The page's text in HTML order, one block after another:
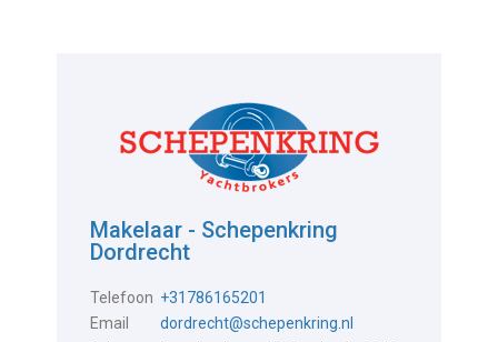
Makelaar - Schepenkring
Dordrecht
Telefoon +31786165201
Email
dordrecht@schepenkring.nl